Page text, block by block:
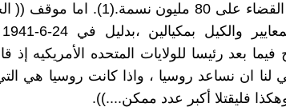
اكتوبر-1941 ويتم القضاء على 80 مليون
بعد رئيسا للولايات المتحده الأمريكيه إذ
لنا ان نساعد روسيا ، واذا كانت روسيا هي
فليقتلا أكبر عدد ممكن....)).